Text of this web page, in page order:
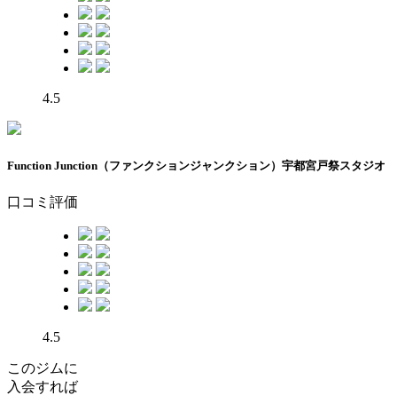
4.5
Function Junction（ファンクションジャンクション）宇都宮戸祭スタジオ
口コミ評価
4.5
このジムに
入会すれば